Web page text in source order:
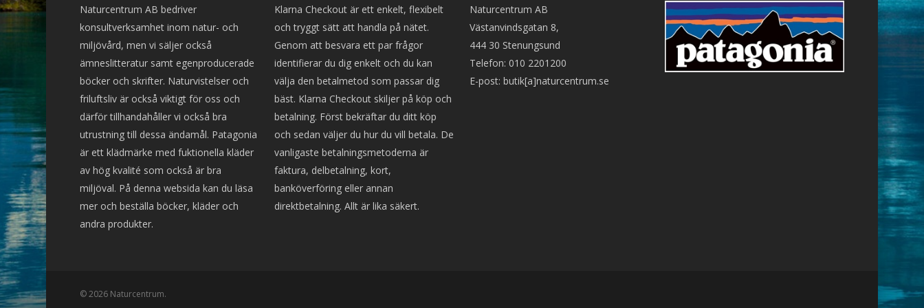
produktsidan
Naturcentrum AB bedriver
konsultverksamhet inom natur- och
miljövård, men vi säljer också
ämneslitteratur samt egenproducerade
böcker och skrifter. Naturvistelser och
friluftsliv är också viktigt för oss och
därför tillhandahåller vi också bra
utrustning till dessa ändamål. Patagonia
är ett klädmärke med fuktionella kläder
av hög kvalité som också är bra
miljöval. På denna websida kan du läsa
mer och beställa böcker, kläder och
andra produkter.
Klarna Checkout är ett enkelt, flexibelt
och tryggt sätt att handla på nätet.
Genom att besvara ett par frågor
identifierar du dig enkelt och du kan
välja den betalmetod som passar dig
bäst. Klarna Checkout skiljer på köp och
betalning. Först bekräftar du ditt köp
och sedan väljer du hur du vill betala. De
vanligaste betalningsmetoderna är
faktura, delbetalning, kort,
banköverföring eller annan
direktbetalning. Allt är lika säkert.
Naturcentrum AB
Västanvindsgatan 8,
444 30 Stenungsund
Telefon: 010 2201200
E-post: butik[a]naturcentrum.se
© 2026 Naturcentrum.